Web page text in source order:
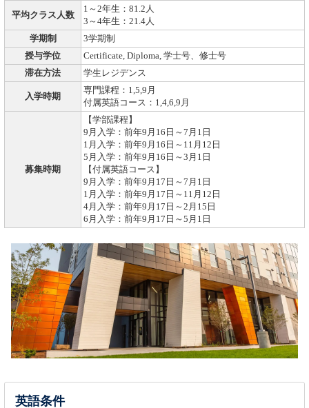
平均クラス人数
1～2年生：81.2人
3～4年生：21.4人
学期制
3学期制
授与学位
Certificate, Diploma, 学士号、修士号
滞在方法
学生レジデンス
入学時期
専門課程：1,5,9月
付属英語コース：1,4,6,9月
募集時期
【学部課程】
9月入学：前年9月16日～7月1日
1月入学：前年9月16日～11月12日
5月入学：前年9月16日～3月1日
【付属英語コース】
9月入学：前年9月17日～7月1日
1月入学：前年9月17日～11月12日
4月入学：前年9月17日～2月15日
6月入学：前年9月17日～5月1日
英語条件